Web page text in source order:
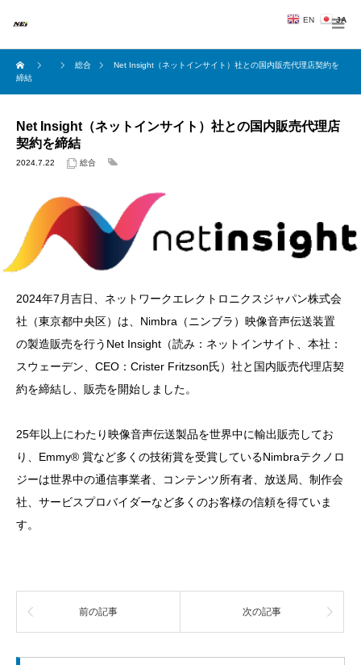
総合
Net Insight（ネットインサイト）社との国内販売代理店契約を
締結
Net Insight（ネットインサイト）社との国内販売代理店
契約を締結
2024.7.22 総合
2024年7月吉日、ネットワークエレクトロニクスジャパン株式会
社（東京都中央区）は、Nimbra（ニンブラ）映像音声伝送装置
の製造販売を行うNet Insight（読み：ネットインサイト、本社：
スウェーデン、CEO：Crister Fritzson氏）社と国内販売代理店契
約を締結し、販売を開始しました。
25年以上にわたり映像音声伝送製品を世界中に輸出販売してお
り、Emmy® 賞など多くの技術賞を受賞しているNimbraテクノロ
ジーは世界中の通信事業者、コンテンツ所有者、放送局、制作会
社、サービスプロバイダーなど多くのお客様の信頼を得ていま
す。
前の記事 次の記事
EN JA